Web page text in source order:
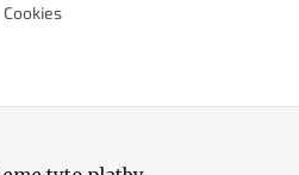
Cookies